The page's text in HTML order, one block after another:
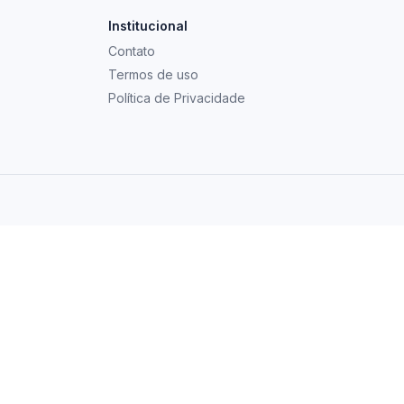
Institucional
Contato
Termos de uso
Política de Privacidade